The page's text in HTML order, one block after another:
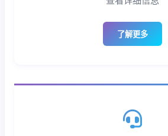
了解更多